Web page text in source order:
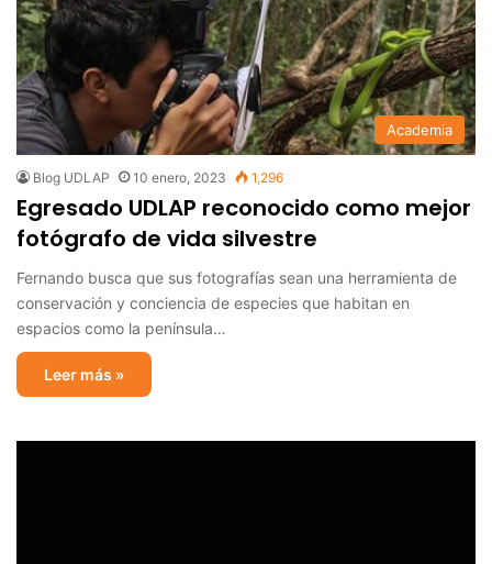
Academia
Blog UDLAP 10 enero, 2023 1,296
Egresado UDLAP reconocido como mejor
fotógrafo de vida silvestre
Fernando busca que sus fotografías sean una herramienta de
conservación y conciencia de especies que habitan en
espacios como la península…
Leer más »